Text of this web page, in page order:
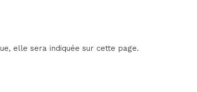
elle sera indiquée sur cette page.